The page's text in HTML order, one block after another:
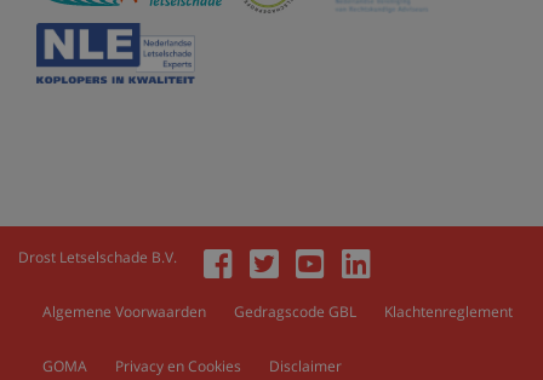
Drost Letselschade B.V.
Algemene Voorwaarden Gedragscode GBL Klachtenreglement
GOMA Privacy en Cookies Disclaimer